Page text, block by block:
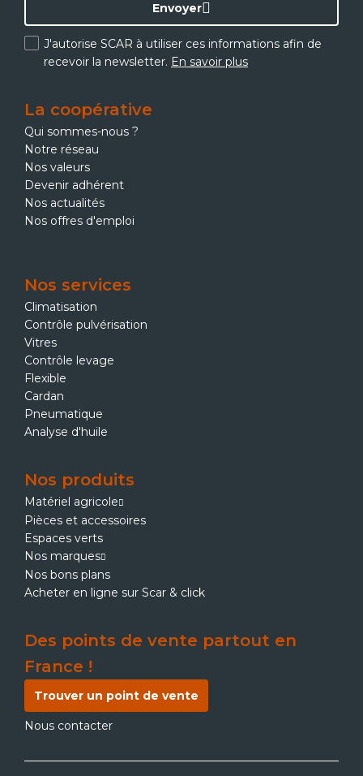
J'autorise SCAR à utiliser ces informations afin de
recevoir la newsletter. En savoir plus
Envoyer
La coopérative
Qui sommes-nous ?
Notre réseau
Nos valeurs
Devenir adhérent
Nos actualités
Nos offres d'emploi
Nos services
Climatisation
Contrôle pulvérisation
Vitres
Contrôle levage
Flexible
Cardan
Pneumatique
Analyse d'huile
Nos produits
Matériel agricole
Pièces et accessoires
Espaces verts
Nos marques
Nos bons plans
Acheter en ligne sur Scar & click
Des points de vente partout en
France !
Trouver un point de vente
Nous contacter